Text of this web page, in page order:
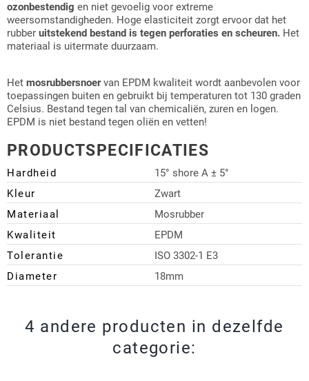
ozonbestendig en niet gevoelig voor extreme
weersomstandigheden. Hoge elasticiteit zorgt ervoor dat het
rubber uitstekend bestand is tegen perforaties en scheuren. Het
materiaal is uitermate duurzaam.
Het mosrubbersnoervan EPDM kwaliteit wordt aanbevolen voor
toepassingen buiten en gebruikt bij temperaturen tot 130 graden
Celsius. Bestand tegen tal van chemicaliën, zuren en logen.
EPDM is niet bestand tegen oliën en vetten!
PRODUCTSPECIFICATIES
Hardheid
15° shore A ± 5°
Kleur
Zwart
Materiaal
Mosrubber
Kwaliteit
EPDM
Tolerantie
ISO 3302-1 E3
Diameter
18mm
4 andere producten in dezelfde
categorie: